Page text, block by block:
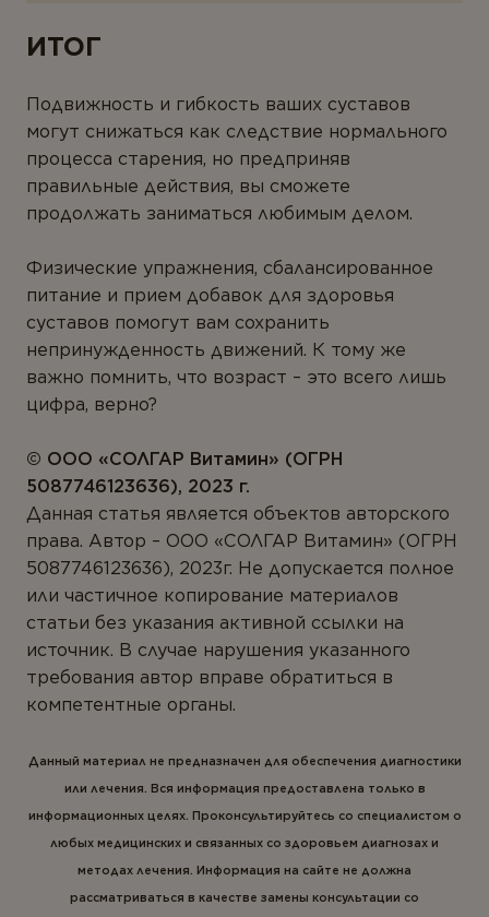
ИТОГ
Подвижность и гибкость ваших суставов
могут снижаться как следствие нормального
процесса старения, но предприняв
правильные действия, вы сможете
продолжать заниматься любимым делом.
Физические упражнения, сбалансированное
питание и прием добавок для здоровья
суставов помогут вам сохранить
непринужденность движений. К тому же
важно помнить, что возраст – это всего лишь
цифра, верно?
© ООО «CОЛГАР Витамин» (ОГРН
5087746123636), 2023 г.
Данная статья является объектов авторского
права. Автор – ООО «СОЛГАР Витамин» (ОГРН
5087746123636), 2023г. Не допускается полное
или частичное копирование материалов
статьи без указания активной ссылки на
источник. В случае нарушения указанного
требования автор вправе обратиться в
компетентные органы.
Данный материал не предназначен для обеспечения диагностики
или лечения. Вся информация предоставлена только в
информационных целях. Проконсультируйтесь со специалистом о
любых медицинских и связанных со здоровьем диагнозах и
методах лечения. Информация на сайте не должна
рассматриваться в качестве замены консультации со